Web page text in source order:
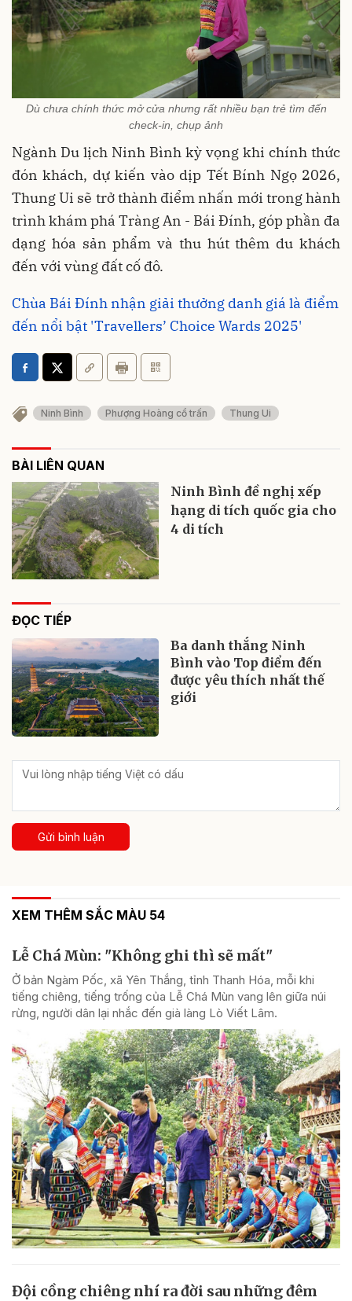
Dù chưa chính thức mở cửa nhưng rất nhiều bạn trẻ tìm đến
check-in, chụp ảnh
Ngành Du lịch Ninh Bình kỳ vọng khi chính thức
đón khách, dự kiến vào dịp Tết Bính Ngọ 2026,
Thung Ui sẽ trở thành điểm nhấn mới trong hành
trình khám phá Tràng An - Bái Đính, góp phần đa
dạng hóa sản phẩm và thu hút thêm du khách
đến với vùng đất cố đô.
Chùa Bái Đính nhận giải thưởng danh giá là điểm
đến nổi bật 'Travellers’ Choice Wards 2025'
Ninh Bình Phượng Hoàng cổ trấn Thung Ui
BÀI LIÊN QUAN
Ninh Bình đề nghị xếp
hạng di tích quốc gia cho
4 di tích
ĐỌC TIẾP
Ba danh thắng Ninh
Bình vào Top điểm đến
được yêu thích nhất thế
giới
Gửi bình luận
XEM THÊM SẮC MÀU 54
Lễ Chá Mùn: "Không ghi thì sẽ mất"
Ở bản Ngàm Pốc, xã Yên Thắng, tỉnh Thanh Hóa, mỗi khi
tiếng chiêng, tiếng trống của Lễ Chá Mùn vang lên giữa núi
rừng, người dân lại nhắc đến già làng Lò Viết Lâm.
Đội cồng chiêng nhí ra đời sau những đêm